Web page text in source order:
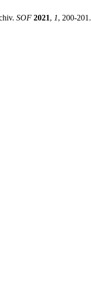
SOF 2021, 1, 200-201.